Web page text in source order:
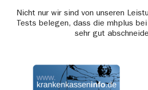
Nicht nur wir sind von unseren
Tests belegen, dass die mhplus
sehr gut